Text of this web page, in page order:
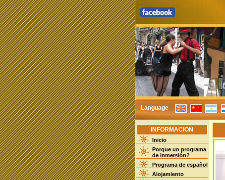
Language
INFORMACION
Inicio
Porque un programa
de inmersión?
Programa de español
Alojamiento